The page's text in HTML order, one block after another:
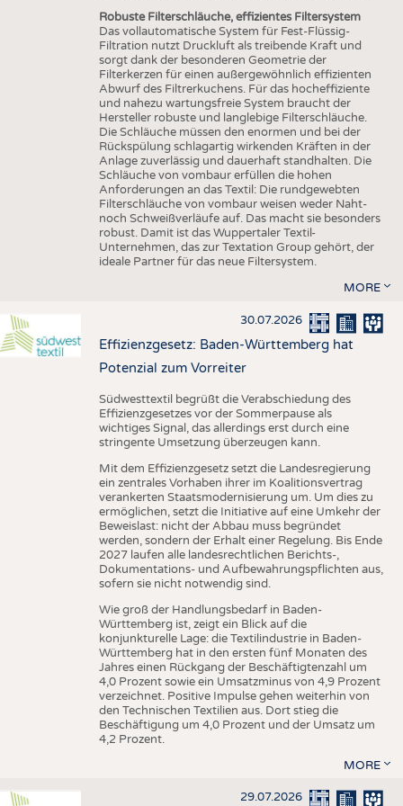
Robuste Filterschläuche, effizientes Filtersystem
Das vollautomatische System für Fest-Flüssig-
Filtration nutzt Druckluft als treibende Kraft und
sorgt dank der besonderen Geometrie der
Filterkerzen für einen außergewöhnlich effizienten
Abwurf des Filtrerkuchens. Für das hocheffiziente
und nahezu wartungsfreie System braucht der
Hersteller robuste und langlebige Filterschläuche.
Die Schläuche müssen den enormen und bei der
Rückspülung schlagartig wirkenden Kräften in der
Anlage zuverlässig und dauerhaft standhalten. Die
Schläuche von vombaur erfüllen die hohen
Anforderungen an das Textil: Die rundgewebten
Filterschläuche von vombaur weisen weder Naht-
noch Schweißverläufe auf. Das macht sie besonders
robust. Damit ist das Wuppertaler Textil-
Unternehmen, das zur Textation Group gehört, der
ideale Partner für das neue Filtersystem.
MORE
30.07.2026
Effizienzgesetz: Baden-Württemberg hat
Potenzial zum Vorreiter
Südwesttextil begrüßt die Verabschiedung des
Effizienzgesetzes vor der Sommerpause als
wichtiges Signal, das allerdings erst durch eine
stringente Umsetzung überzeugen kann.
Mit dem Effizienzgesetz setzt die Landesregierung
ein zentrales Vorhaben ihrer im Koalitionsvertrag
verankerten Staatsmodernisierung um. Um dies zu
ermöglichen, setzt die Initiative auf eine Umkehr der
Beweislast: nicht der Abbau muss begründet
werden, sondern der Erhalt einer Regelung. Bis Ende
2027 laufen alle landesrechtlichen Berichts-,
Dokumentations- und Aufbewahrungspflichten aus,
sofern sie nicht notwendig sind.
Wie groß der Handlungsbedarf in Baden-
Württemberg ist, zeigt ein Blick auf die
konjunkturelle Lage: die Textilindustrie in Baden-
Württemberg hat in den ersten fünf Monaten des
Jahres einen Rückgang der Beschäftigtenzahl um
4,0 Prozent sowie ein Umsatzminus von 4,9 Prozent
verzeichnet. Positive Impulse gehen weiterhin von
den Technischen Textilien aus. Dort stieg die
Beschäftigung um 4,0 Prozent und der Umsatz um
4,2 Prozent.
MORE
29.07.2026